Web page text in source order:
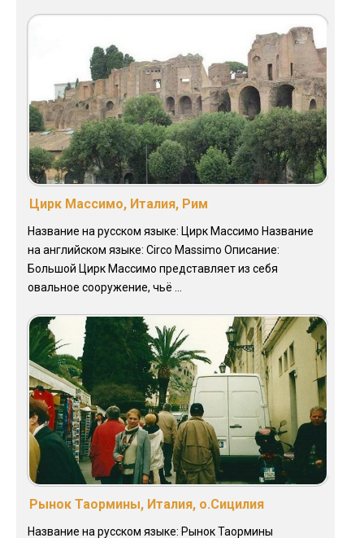
Цирк Массимо, Италия, Рим
Название на русском языке: Цирк Массимо Название
на английском языке: Circo Massimo Описание:
Большой Цирк Массимо представляет из себя
овальное сооружение, чьё ...
Рынок Таормины, Италия, о.Сицилия
Название на русском языке: Рынок Таормины